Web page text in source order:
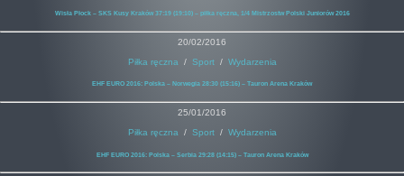
Wisła Płock – SKS Kusy Kraków 37:19 (19:10) – piłka ręczna, 1/4 Mistrzostw Polski Juniorów 2016
20/02/2016
Piłka ręczna / Sport/ Wydarzenia
EHF EURO 2016: Polska – Norwegia 28:30 (15:16) – Tauron Arena Kraków
25/01/2016
Piłka ręczna / Sport/ Wydarzenia
EHF EURO 2016: Polska – Serbia 29:28 (14:15) – Tauron Arena Kraków